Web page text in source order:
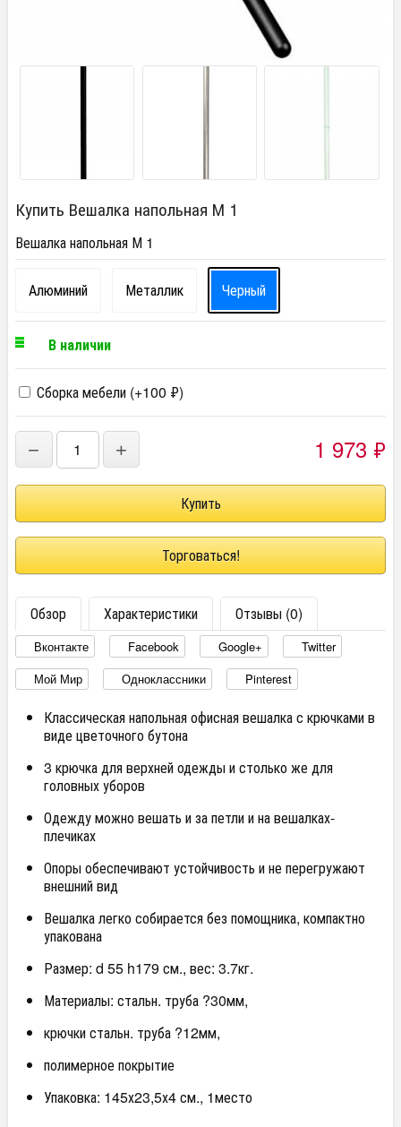
Купить Вешалка напольная М 1
Вешалка напольная М 1
Алюминий Металлик Черный
В наличии
Сборка мебели (+100 ₽)
− + 1 973 ₽
Торговаться!
Обзор Характеристики Отзывы (0)
Вконтакте Facebook Google+
Twitter
Мой Мир
Одноклассники Pinterest
Классическая напольная офисная вешалка с крючками в
виде цветочного бутона
3 крючка для верхней одежды и столько же для
головных уборов
Одежду можно вешать и за петли и на вешалках-
плечиках
Опоры обеспечивают устойчивость и не перегружают
внешний вид
Вешалка легко собирается без помощника, компактно
упакована
Размер: d 55 h179 см., вес: 3.7кг.
Материалы: стальн. труба ?30мм,
крючки стальн. труба ?12мм,
полимерное покрытие
Упаковка: 145х23,5х4 см., 1место